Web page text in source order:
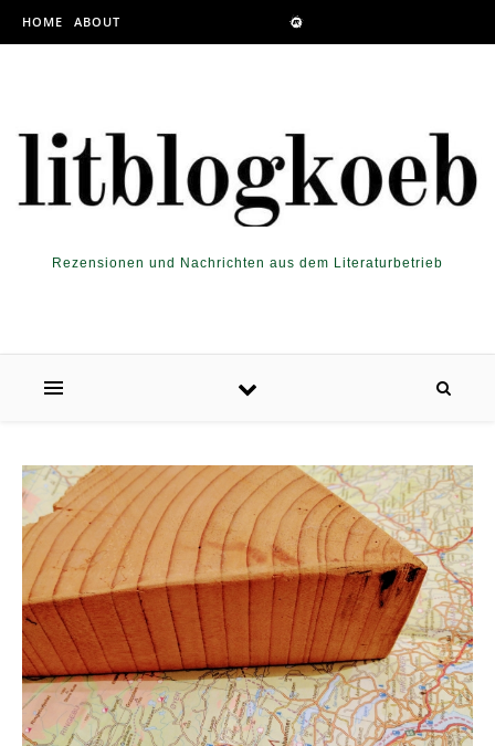
Skip to content
HOME ABOUT
Rezensionen und Nachrichten aus dem Literaturbetrieb